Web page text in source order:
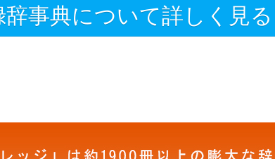
辞事典について詳しく見る